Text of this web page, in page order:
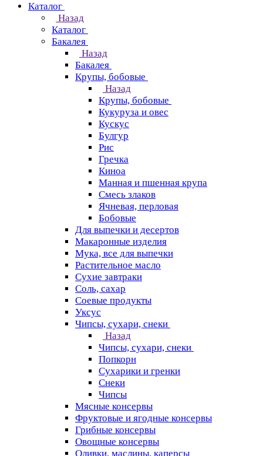
Каталог
Назад
Каталог
Бакалея
Назад
Бакалея
Крупы, бобовые
Назад
Крупы, бобовые
Кукуруза и овес
Кускус
Булгур
Рис
Гречка
Киноа
Манная и пшенная крупа
Смесь злаков
Ячневая, перловая
Бобовые
Для выпечки и десертов
Макаронные изделия
Мука, все для выпечки
Растительное масло
Сухие завтраки
Соль, сахар
Соевые продукты
Уксус
Чипсы, сухари, снеки
Назад
Чипсы, сухари, снеки
Попкорн
Сухарики и гренки
Снеки
Чипсы
Мясные консервы
Фруктовые и ягодные консервы
Грибные консервы
Овощные консервы
Оливки, маслины, каперсы